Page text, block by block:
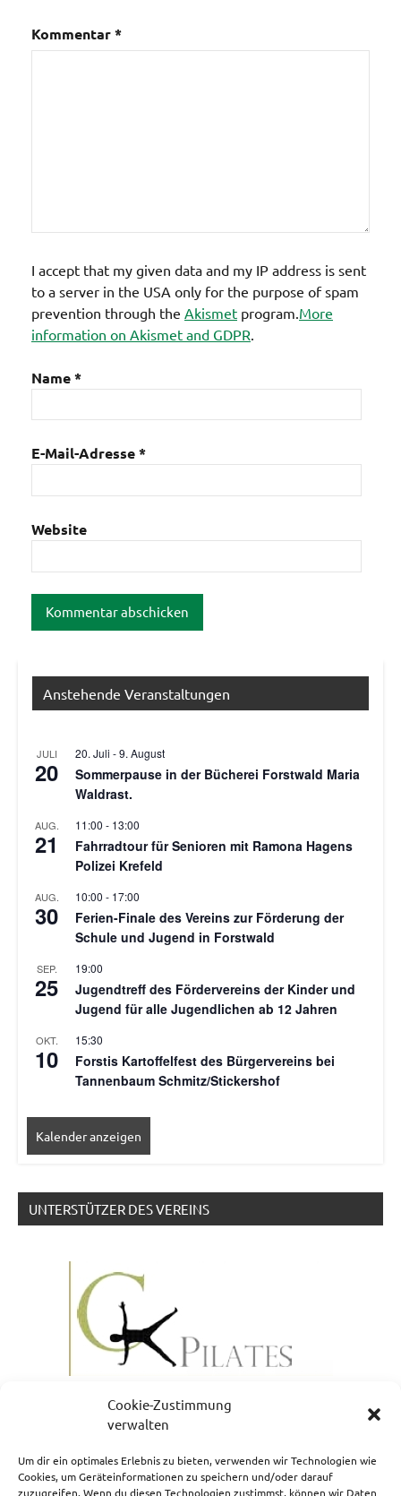
Cookie-Zustimmung
verwalten
Um dir ein optimales Erlebnis zu bieten, verwenden wir Technologien wie
Cookies, um Geräteinformationen zu speichern und/oder darauf
zuzugreifen. Wenn du diesen Technologien zustimmst, können wir Daten
Kommentar*
I accept that my given data and my IP address is sent
to a server in the USA only for the purpose of spam
prevention through the Akismet program. More
information on Akismet and GDPR
Name*
E-Mail-Adresse*
Website
Anstehende Veranstaltungen
JULI
20
20. Juli -9. August
Sommerpause in der Bücherei Forstwald Maria
Waldrast.
AUG.
21
11:00 - 13:00
Fahrradtour für Senioren mit Ramona Hagens
Polizei Krefeld
AUG.
30
10:00 - 17:00
Ferien-Finale des Vereins zur Förderung der
Schule und Jugend in Forstwald
SEP.
25
19:00
Jugendtreff des Fördervereins der Kinder und
Jugend für alle Jugendlichen ab 12 Jahren
OKT.
10
15:30
Forstis Kartoffelfest des Bürgervereins bei
Tannenbaum Schmitz/Stickershof
Kalender anzeigen
UNTERSTÜTZER DES VEREINS